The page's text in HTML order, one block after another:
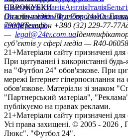
НімеччинаІспаніяАнгліяІталія
ЄВРОКУБКИ
Ліга чемпіонівЛіга Європи
конференцій
Онлайн-медіа «Футбол 24»пл.
79008Телефон +380 (32) 229-77-77
— legal@24tv.com.ua
суб’єктів у сфері медіа — R40-06058
21+Матеріали сайту призначені
При цитуванні і використанні
на "Футбол 24" обов'язкове. При
мережі Інтернет гіперпосилання на
обов'язкове. Матеріали зі знаком
"Партнерський матеріал",
публікуємо на правах реклами.
21+Матеріали сайту призначені
Усi права захищенi. © 2005 - 2026 ,
Люкс". "Футбол 24".